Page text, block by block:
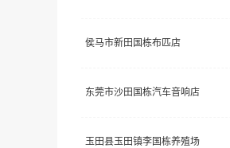
侯马市新田国栋布匹店
东莞市沙田国栋汽车音响店
玉田县玉田镇李国栋养殖场